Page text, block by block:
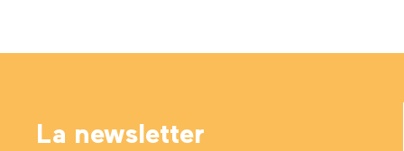
La newsletter